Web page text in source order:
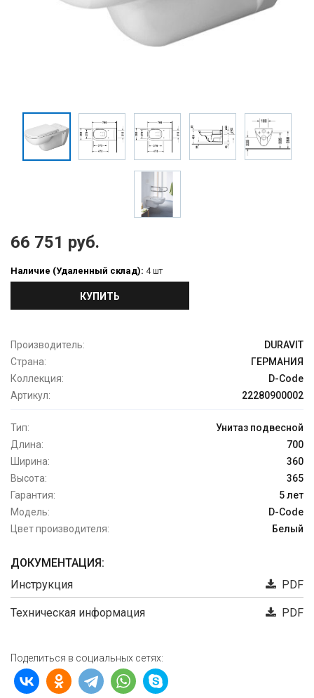
66 751 руб.
Наличие (Удаленный склад): 4 шт
КУПИТЬ
Производитель:
DURAVIT
Страна:
ГЕРМАНИЯ
Коллекция:
D-Code
Артикул:
22280900002
Тип:
Унитаз подвесной
Длина:
700
Ширина:
360
Высота:
365
Гарантия:
5 лет
Модель:
D-Code
Цвет производителя:
Белый
ДОКУМЕНТАЦИЯ:
Инструкция
PDF
Техническая информация PDF
Поделиться в социальных сетях: